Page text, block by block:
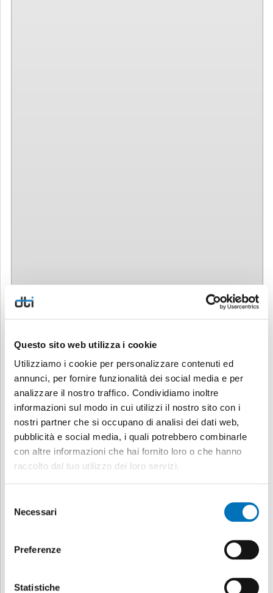
Questo sito web utilizza i cookie
Utilizziamo i cookie per personalizzare contenuti ed
annunci, per fornire funzionalità dei social media e per
analizzare il nostro traffico. Condividiamo inoltre
informazioni sul modo in cui utilizzi il nostro sito con i
nostri partner che si occupano di analisi dei dati web,
pubblicità e social media, i quali potrebbero combinarle
con altre informazioni che hai fornito loro o che hanno
raccolto dal tuo utilizzo dei loro servizi.
delNecessari
Preferenze
Statistiche